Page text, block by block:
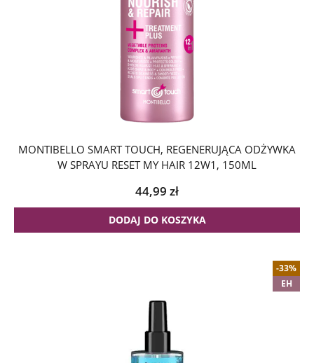
MONTIBELLO SMART TOUCH, REGENERUJĄCA ODŻYWKA
W SPRAYU RESET MY HAIR 12W1, 150ML
44,99 zł
DODAJ DO KOSZYKA
-33%
EH